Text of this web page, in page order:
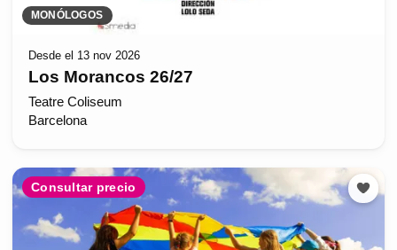
MONÓLOGOS
Desde el 13 nov 2026
Los Morancos 26/27
Teatre Coliseum
Barcelona
Consultar precio